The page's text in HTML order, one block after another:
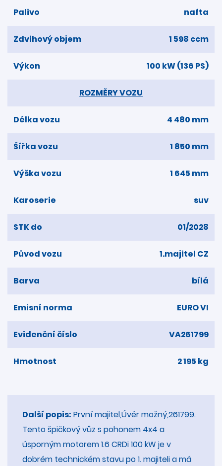
Palivo nafta
Zdvihový objem 1 598 ccm
Výkon 100 kW (136 PS)
ROZMĚRY VOZU
Délka vozu 4 480 mm
Šířka vozu 1 850 mm
Výška vozu 1 645 mm
Karoserie suv
STK do 01/2028
Původ vozu 1.majitel CZ
Barva bílá
Emisní norma EURO VI
Evidenční číslo VA261799
Hmotnost 2 195 kg
Další popis: První majitel,Úvěr možný,261799.
Tento špičkový vůz s pohonem 4x4 a
úsporným motorem 1.6 CRDi 100 kW je v
dobrém technickém stavu po 1. majiteli a má